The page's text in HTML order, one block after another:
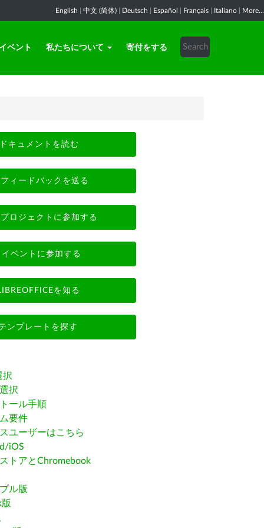
English 中文 (简体) Deutsch Español Français Italiano More...
イベント 私たちについて 寄付をする
ドキュメントを読む
フィードバックを送る
プロジェクトに参加する
イベントに参加する
を知る
ンプレートを探す
択
択
ール手順
要件
ユーザーはこちら
iOS
トアとChromebook
ル版